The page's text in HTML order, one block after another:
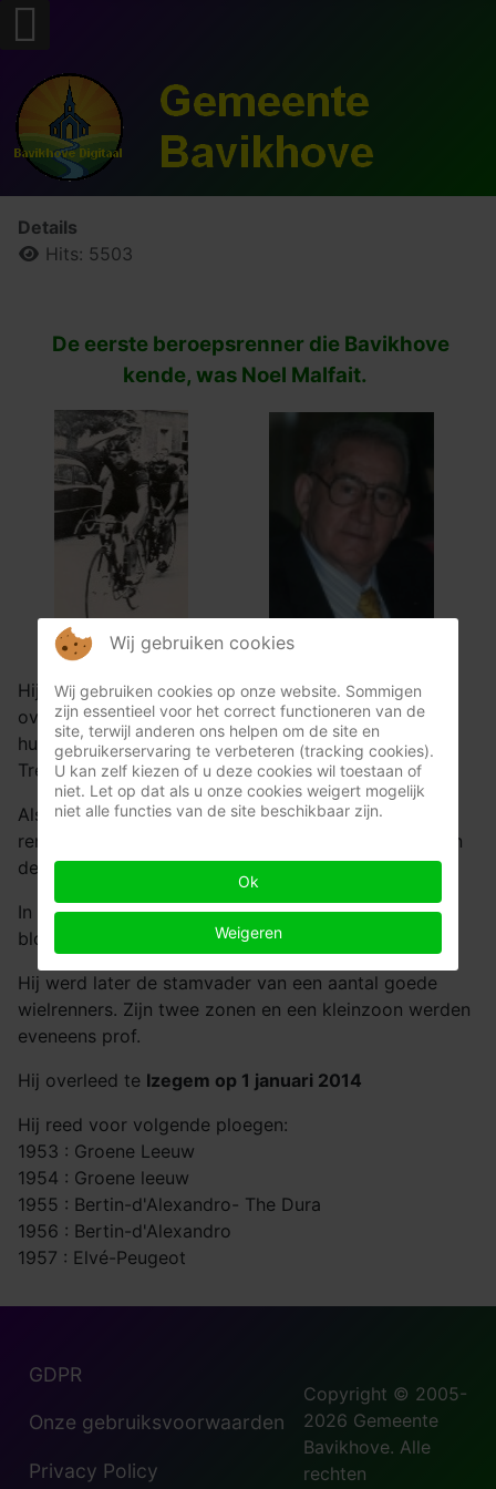
Details
Hits: 5503
De eerste beroepsrenner die Bavikhove
kende, was Noel Malfait.
Hij werd geboren te Kuurne op 4 november 1930 en
overleden te Bavikhove op 1 januari 2014. Met zijn
huwelijk, kwam hij te Bavikhove wonen in de
Treurnietstraat.
Als goede "onafhankelijke" had hij de kans brood-
renner te worden. Hij was vooral een goede helper in
de grote koersen.
In zijn prof-loopbaan, mocht hij éénmaal met de
bloemen zwaaien te Izenberge in 1955.
Hij werd later de stamvader van een aantal goede
wielrenners. Zijn twee zonen en een kleinzoon werden
eveneens prof.
Hij overleed te Izegem op 1 januari 2014
Hij reed voor volgende ploegen:
1953 : Groene Leeuw
1954 : Groene leeuw
1955 : Bertin-d'Alexandro- The Dura
1956 : Bertin-d'Alexandro
1957 : Elvé-Peugeot
GDPR
Onze gebruiksvoorwaarden
Privacy Policy
Copyright © 2005-
2026 Gemeente
Bavikhove. Alle
rechten
Wij gebruiken cookies
Wij gebruiken cookies op onze website. Sommigen
zijn essentieel voor het correct functioneren van de
site, terwijl anderen ons helpen om de site en
gebruikerservaring te verbeteren (tracking cookies).
U kan zelf kiezen of u deze cookies wil toestaan of
niet. Let op dat als u onze cookies weigert mogelijk
niet alle functies van de site beschikbaar zijn.
Ok
Weigeren